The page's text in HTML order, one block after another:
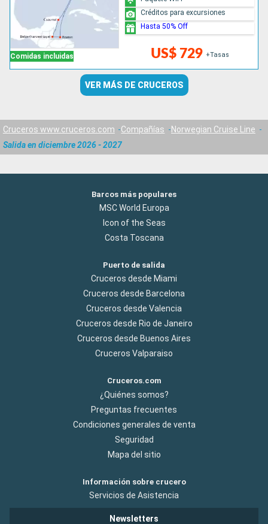
Comidas incluidas US$ 729 +Tasas
Créditos para excursiones
Hasta 50% Off
VER MÁS DE CRUCEROS
Cruceros www.cruceros.com Compañías
Norwegian Cruise Line
Salida en diciembre 2026 - 2027
Barcos más populares
MSC World Europa
Icon of the Seas
Costa Toscana
Puerto de salida
Cruceros desde Miami
Cruceros desde Barcelona
Cruceros desde Valencia
Cruceros desde Rio de Janeiro
Cruceros desde Buenos Aires
Cruceros Valparaiso
Cruceros.com
¿Quiénes somos?
Preguntas frecuentes
Condiciones generales de venta
Seguridad
Mapa del sitio
Información sobre crucero
Servicios de Asistencia
Newsletters